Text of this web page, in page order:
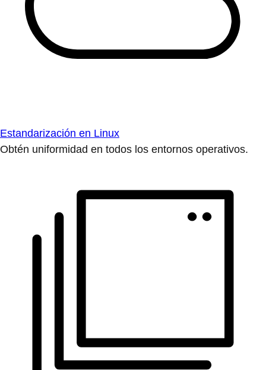
Estandarización en Linux
Obtén uniformidad en todos los entornos operativos.